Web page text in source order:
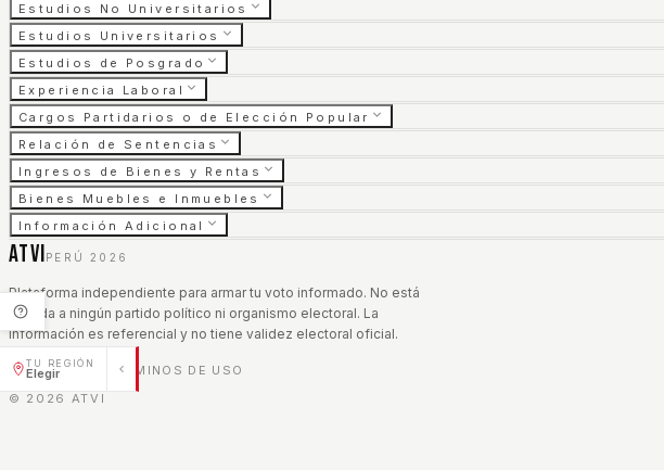
TU REGIÓN
Elegir
Estudios No Universitarios
Estudios Universitarios
Estudios de Posgrado
Experiencia Laboral
Cargos Partidarios o de Elección Popular
Relación de Sentencias
Ingresos de Bienes y Rentas
Bienes Muebles e Inmuebles
Información Adicional
ATVI PERÚ 2026
Plataforma independiente para armar tu voto informado. No está
afiliada a ningún partido político ni organismo electoral. La
información es referencial y no tiene validez electoral oficial.
AVISO LEGAL
TÉRMINOS DE USO
© 2026 ATVI